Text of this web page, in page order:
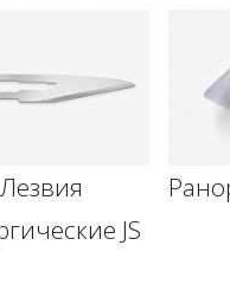
Лезвия
JS